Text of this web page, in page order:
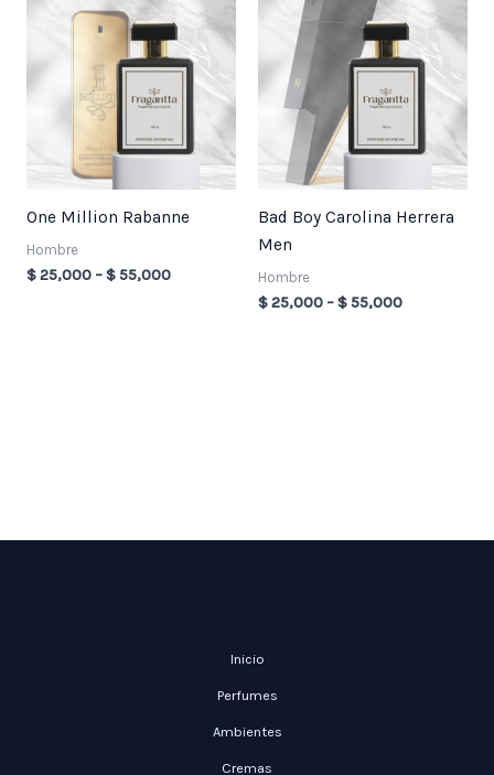
One Million Rabanne
Hombre
$25,000 –$55,000
$ 25,000
through
$ 55,000
Bad Boy Carolina Herrera
Men
Hombre
$25,000 –$55,000
$ 25,000
through
$ 55,000
Inicio
Perfumes
Ambientes
Cremas